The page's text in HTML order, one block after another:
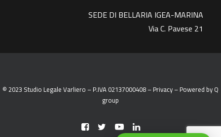
SEDE DI BELLARIA IGEA-MARINA
Via C. Pavese 21
© 2023 Studio Legale Varliero – P.IVA 02137000408 –Privacy– Powered byQ
group